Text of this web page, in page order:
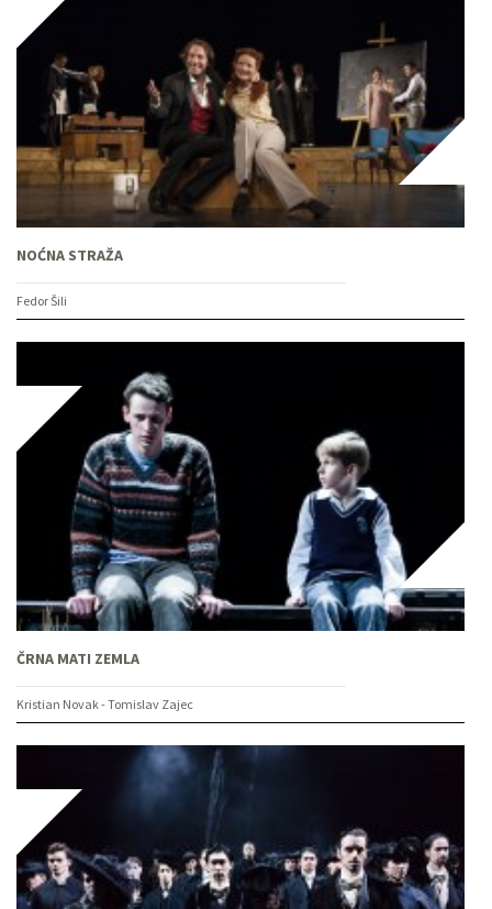
NOĆNA STRAŽA
Fedor Šili
ČRNA MATI ZEMLA
Kristian Novak - Tomislav Zajec